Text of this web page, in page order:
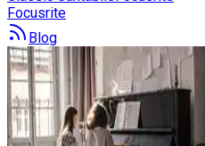
Focusrite
Blog